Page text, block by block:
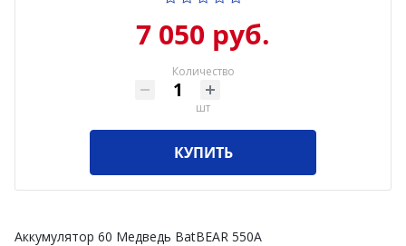
7 050 руб.
Количество
шт
КУПИТЬ
Аккумулятор 60 Медведь BatBEAR 550А